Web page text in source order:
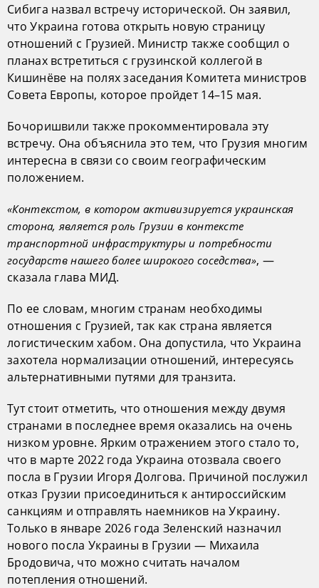
Сибига назвал встречу исторической. Он заявил,
что Украина готова открыть новую страницу
отношений с Грузией. Министр также сообщил о
планах встретиться с грузинской коллегой в
Кишинёве на полях заседания Комитета министров
Совета Европы, которое пройдет 14–15 мая.
Бочоришвили также прокомментировала эту
встречу. Она объяснила это тем, что Грузия многим
интересна в связи со своим географическим
положением.
«Контекстом, в котором активизируется украинская
сторона, является роль Грузии в контексте
транспортной инфраструктуры и потребности
государств нашего более широкого соседства», —
сказала глава МИД.
По ее словам, многим странам необходимы
отношения с Грузией, так как страна является
логистическим хабом. Она допустила, что Украина
захотела нормализации отношений, интересуясь
альтернативными путями для транзита.
Тут стоит отметить, что отношения между двумя
странами в последнее время оказались на очень
низком уровне. Ярким отражением этого стало то,
что в марте 2022 года Украина отозвала своего
посла в Грузии Игоря Долгова. Причиной послужил
отказ Грузии присоединиться к антироссийским
санкциям и отправлять наемников на Украину.
Только в январе 2026 года Зеленский назначил
нового посла Украины в Грузии — Михаила
Бродовича, что можно считать началом
потепления отношений.